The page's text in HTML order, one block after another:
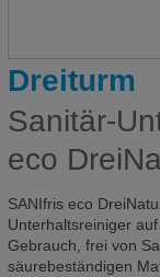
Dreiturm
Sanitär-
eco
SANIfris eco
Unterhaltsreiniger
Gebrauch, frei von
säurebeständigen